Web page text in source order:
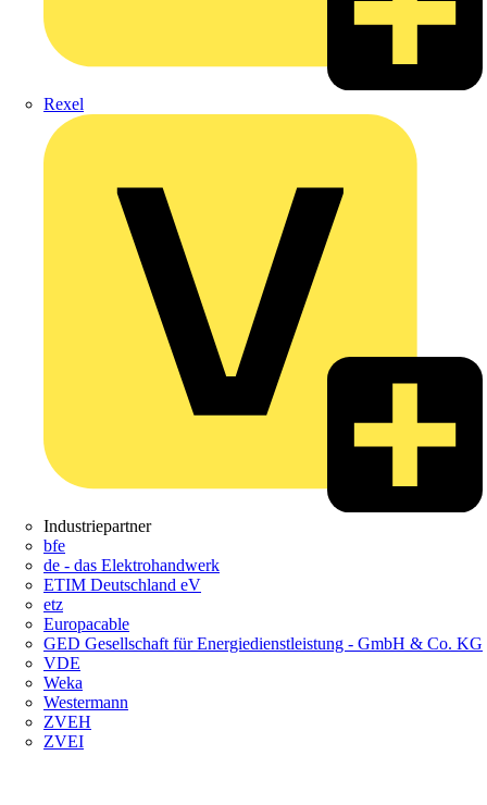
Rexel
Industriepartner
bfe
de - das Elektrohandwerk
ETIM Deutschland eV
etz
Europacable
GED Gesellschaft für Energiedienstleistung - GmbH & Co. KG
VDE
Weka
Westermann
ZVEH
ZVEI